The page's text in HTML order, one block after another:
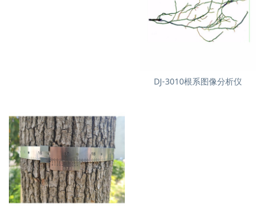
DJ-3010根系图像分析仪